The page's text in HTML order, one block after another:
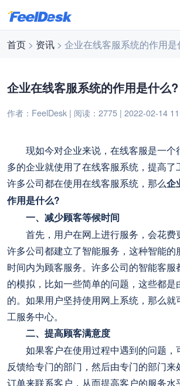
首页 > 资讯 > 企业在线客服系统的作用是
企业在线客服系统的作用是什么?
作者：FeelDesk | 阅读：2775 | 2022-02-14
现如今对企业来说，在线客服是一个
多的企业就使用了在线客服系统，提高了
许多公司都在使用在线客服系统，那么企
作用是什么?
一、减少顾客等候时间
首先，用户在网上进行服务，会花费
许多公司都建立了智能服务，这种智能的
时间内为顾客服务。许多公司的智能客服
的模拟，比如一些简单的问题，这些都是
的。如果用户坚持使用网上系统，那么就
工服务中心。
二、提高顾客满意度
如果客户在使用过程中遇到的问题，
反馈给专门的部门，然后由专门的部门来
订单来联系客户，从而提高客户的服务水